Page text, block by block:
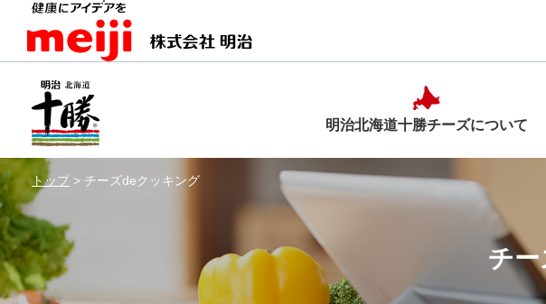
明治北海道十勝チーズについて
トップ > チーズdeクッキング
チ